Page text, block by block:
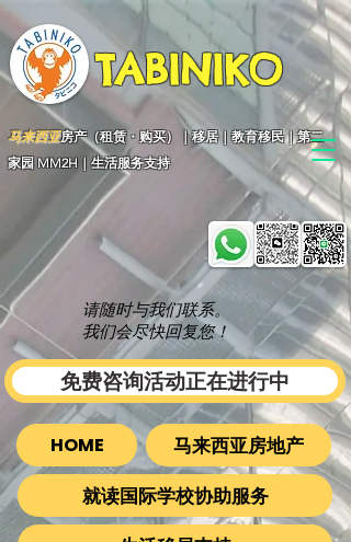
TABINIKO
马来西亚房产（租赁・购买）｜移居｜教育移民｜第二
家园 MM2H｜生活服务支持
请随时与我们联系。
我们会尽快回复您！
免费咨询活动正在进行中
HOME
马来西亚房地产
就读国际学校协助服务